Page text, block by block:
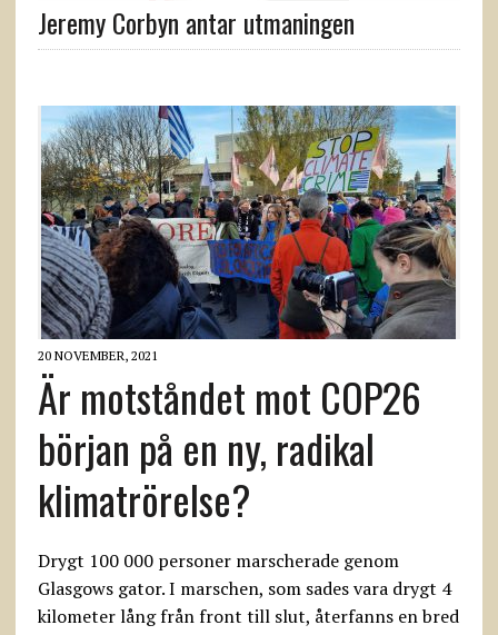
Jeremy Corbyn antar utmaningen
20 NOVEMBER, 2021
Är motståndet mot COP26
början på en ny, radikal
klimatrörelse?
Drygt 100 000 personer marscherade genom
Glasgows gator. I marschen, som sades vara drygt 4
kilometer lång från front till slut, återfanns en bred